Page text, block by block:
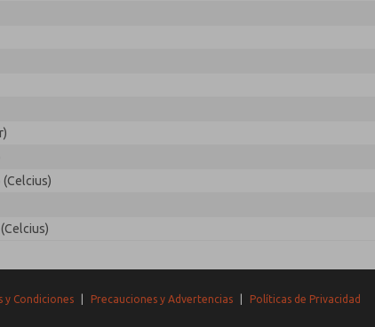
y Condiciones Precauciones y Advertencias Políticas de Privacidad